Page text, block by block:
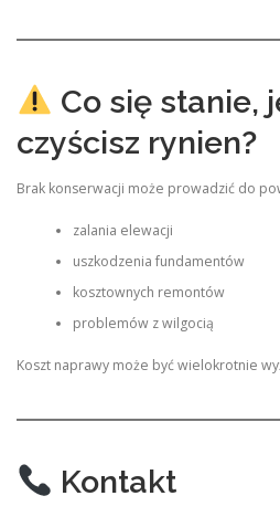
Co się stanie,
czyścisz rynien?
Brak konserwacji może prowadzić do
zalania elewacji
uszkodzenia fundamentów
kosztownych remontów
problemów z wilgocią
Koszt naprawy może być wielokrotnie
Kontakt